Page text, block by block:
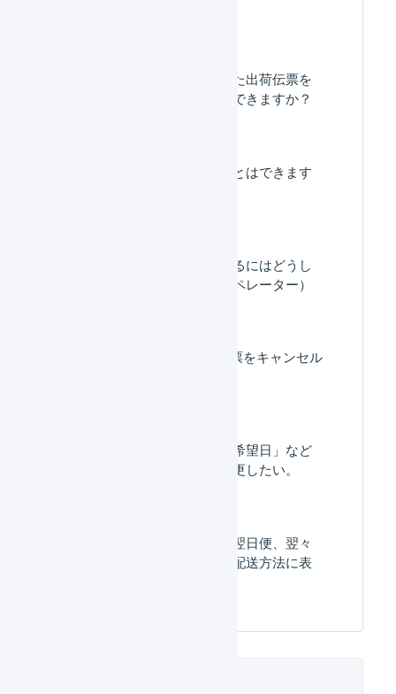
すでに出荷済みとなった出荷伝票を
キャンセルすることはできますか？
表示件数を変更することはできます
荷物の個口数を変更するにはどうし
たらいいですか。（オペレーター）
オペレーター : 出荷伝票をキャンセル
「配送方法」「お届け希望日」など
の配送情報を個別に変更したい。
お急ぎ区分（当日便、翌日便、翌々
日便）がポスト投函の配送方法に表